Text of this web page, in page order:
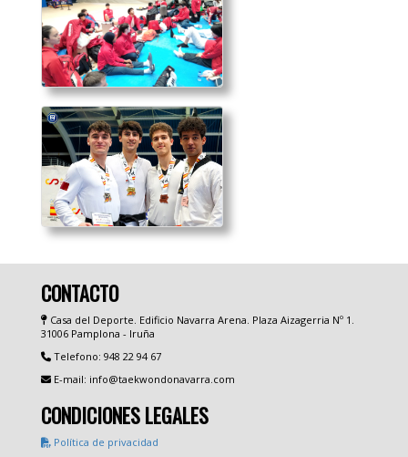
CONTACTO
Casa del Deporte. Edificio Navarra Arena. Plaza Aizagerria Nº 1.
31006 Pamplona - Iruña
Telefono: 948 22 94 67
E-mail: info@taekwondonavarra.com
CONDICIONES LEGALES
Política de privacidad